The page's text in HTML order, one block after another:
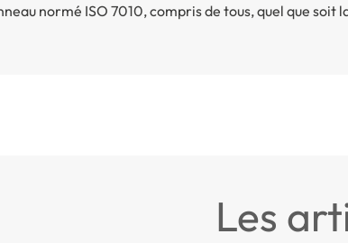
normé ISO 7010, compris de tous, quel que soit
les